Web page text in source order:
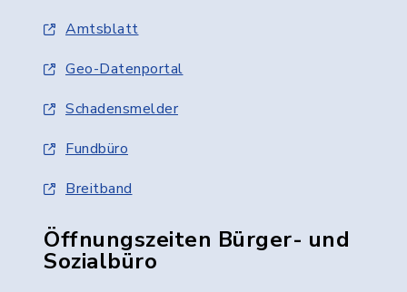
Amtsblatt
Geo-Datenportal
Schadensmelder
Fundbüro
Breitband
Öffnungszeiten Bürger- und
Sozialbüro